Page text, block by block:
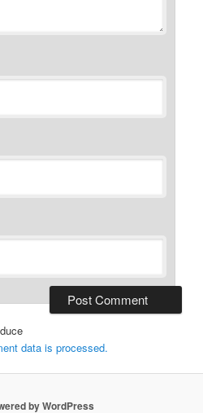
data is processed.
by WordPress